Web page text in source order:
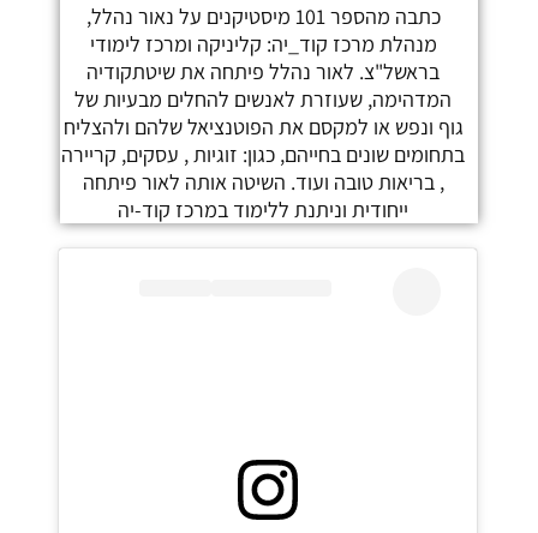
כתבה מהספר 101 מיסטיקנים על נאור נהלל,
מנהלת מרכז קוד_יה: קליניקה ומרכז לימודי
בראשל"צ. לאור נהלל פיתחה את שיטתקודיה
המדהימה, שעוזרת לאנשים להחלים מבעיות של
גוף ונפש או למקסם את הפוטנציאל שלהם ולהצליח
בתחומים שונים בחייהם, כגון: זוגיות , עסקים, קריירה
, בריאות טובה ועוד. השיטה אותה לאור פיתחה
ייחודית וניתנת ללימוד במרכז קוד-יה